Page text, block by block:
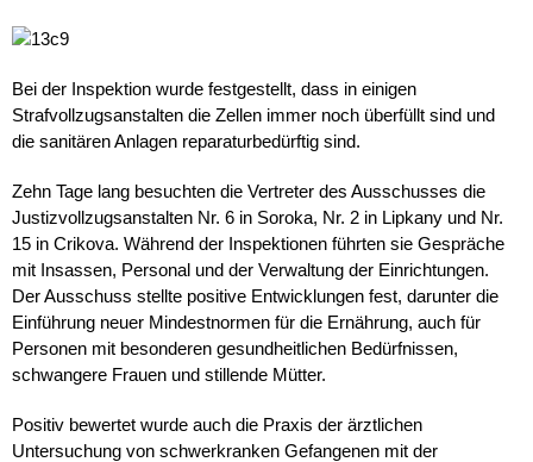
Bei der Inspektion wurde festgestellt, dass in einigen
Strafvollzugsanstalten die Zellen immer noch überfüllt sind und
die sanitären Anlagen reparaturbedürftig sind.
Zehn Tage lang besuchten die Vertreter des Ausschusses die
Justizvollzugsanstalten Nr. 6 in Soroka, Nr. 2 in Lipkany und Nr.
15 in Crikova. Während der Inspektionen führten sie Gespräche
mit Insassen, Personal und der Verwaltung der Einrichtungen.
Der Ausschuss stellte positive Entwicklungen fest, darunter die
Einführung neuer Mindestnormen für die Ernährung, auch für
Personen mit besonderen gesundheitlichen Bedürfnissen,
schwangere Frauen und stillende Mütter.
Positiv bewertet wurde auch die Praxis der ärztlichen
Untersuchung von schwerkranken Gefangenen mit der